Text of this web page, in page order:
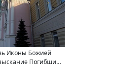
Иконы Божией
Погибших,